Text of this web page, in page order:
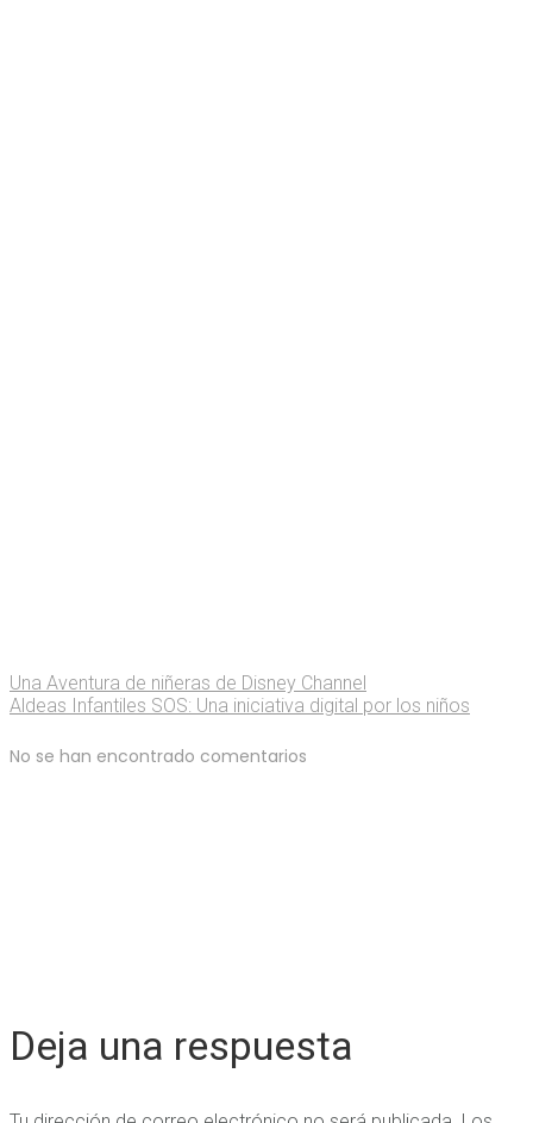
Una Aventura de niñeras de Disney Channel
Aldeas Infantiles SOS: Una iniciativa digital por los niños
No se han encontrado comentarios
Deja una respuesta